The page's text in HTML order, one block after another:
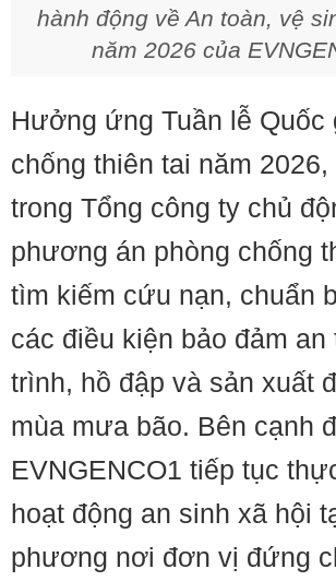
hành động về An toàn, vệ
năm 2026 của
Hưởng ứng Tuần lễ Quốc
chống thiên tai năm
trong Tổng công ty chủ
phương án phòng chống
tìm kiếm cứu nạn, chuẩn
các điều kiện bảo đảm an
trình, hồ đập và sản xuất
mùa mưa bão. Bên cạnh
EVNGENCO1 tiếp tục
hoạt động an sinh xã hội
phương nơi đơn vị đứng